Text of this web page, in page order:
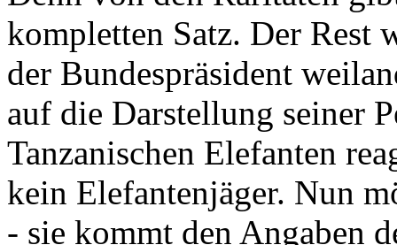
kompletten Satz. Der Rest
der Bundespräsident
auf die Darstellung seiner
Tanzanischen Elefanten
kein Elefantenjäger. Nun
- sie kommt den Angaben